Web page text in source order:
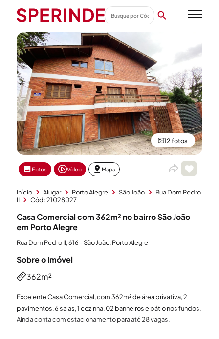
12 fotos
Fotos Vídeo Mapa
Início Alugar Porto Alegre São João
Rua Dom Pedro
II
Cód: 21028027
Casa Comercial com 362m² no bairro São João
em Porto Alegre
Rua Dom Pedro II, 616 - São João, Porto Alegre
Sobre o Imóvel
362m²
Excelente Casa Comercial, com 362m² de área privativa, 2
pavimentos, 6 salas, 1 cozinha, 02 banheiros e pátio nos fundos.
Ainda conta com estacionamento para até 28 vagas.